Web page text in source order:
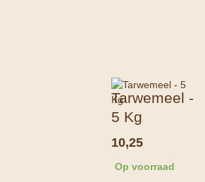
Tarwemeel -
5 Kg
10,25
Op voorraad